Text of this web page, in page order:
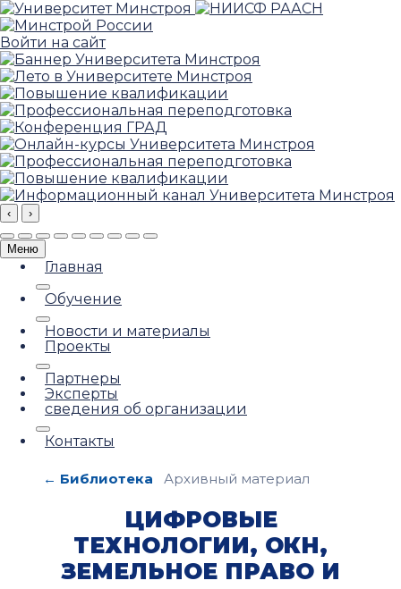
Войти на сайт
‹ ›
Меню
Главная
Обучение
Новости и материалы
Проекты
Партнеры
Эксперты
сведения об организации
Контакты
← Библиотека Архивный материал
ЦИФРОВЫЕ
ТЕХНОЛОГИИ, ОКН,
ЗЕМЕЛЬНОЕ ПРАВО И